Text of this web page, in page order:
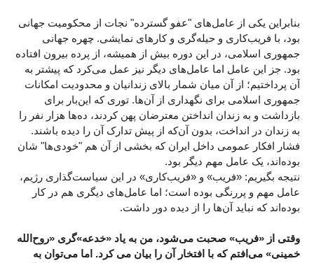
بنابراین یکی از عامل‌های "عفو گسترده" نجات از محکومیت جهانی
بود، با فریب‌کاری و حیله‌گری و کارهای نمایشی. چهره جهانی
جمهوری اسلامی، در این دوره بیش از همیشه، از پرده بیرون افتاده
بود. جز این عامل اما عامل‌های دیگر نیز عمل می‌کرد که پیشتر به
آن پرداختیم؛ از آن میان شمار بالای زندانیان و محدودیت امکانات
جمهوری اسلامی برای نگهداری از آن‌ها. توری که این‌بار برای
بازداشت و به زندان انداختن معترضان پهن کردند، ده‌ها هزار نفر را
به زندان در انداخت، بدون آن‌که از پیش تدارک آن را دیده باشند.
فشار افکار عمومی داخل ایران که بخشی از آن هم "خودی‌ها" شان
بوده‌اند، یک عامل مهم دیگر بود.
نتیجه بگیریم: «فریب‌» و «فریب‌کاری» در این سیاست‌گذاری رژیم،
عامل مهم و پررنگی بوده است؛ اما عامل‌های دیگری هم در کار
بوده‌اند که نباید آن‌ها را از دیده دور داشت.
وقتی از «فریب» صحبت می‌شود، من به یاد «خدعه‌»گری «روح‌الله
خمینی» می‌افتم که با افتخار آن را بیان می کرد. اما می‌توان به